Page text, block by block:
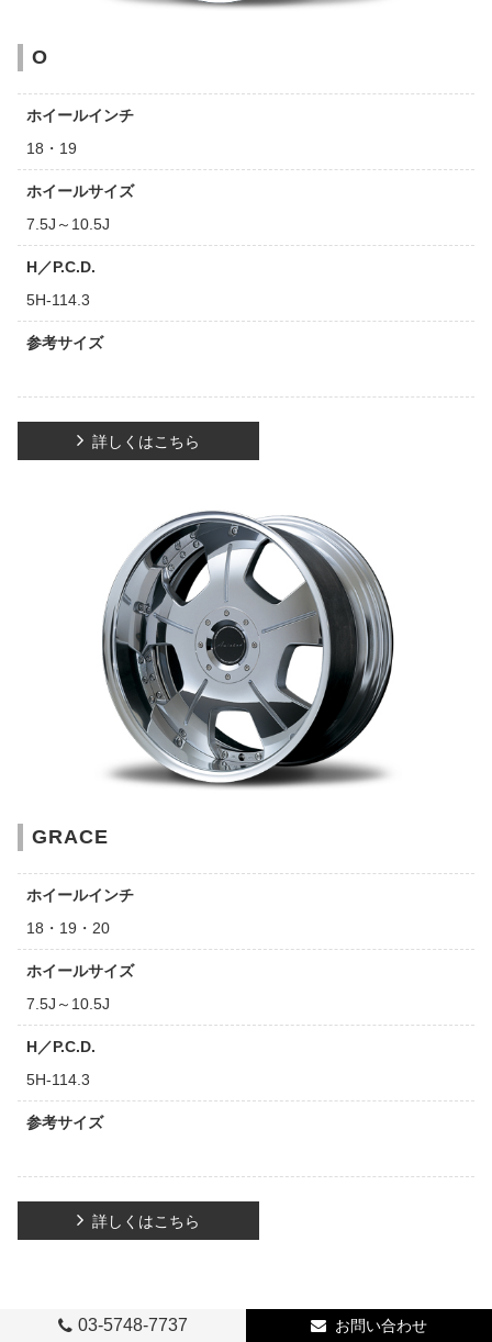
03-5748-7737 お問い合わせ
O
ホイールインチ
18・19
ホイールサイズ
7.5J～10.5J
H／P.C.D.
5H-114.3
参考サイズ
詳しくはこちら
GRACE
ホイールインチ
18・19・20
ホイールサイズ
7.5J～10.5J
H／P.C.D.
5H-114.3
参考サイズ
詳しくはこちら